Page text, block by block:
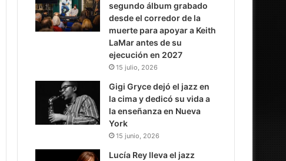
segundo álbum grabado
desde el corredor de la
muerte para apoyar a Keith
LaMar antes de su
ejecución en 2027
15 julio, 2026
Gigi Gryce dejó el jazz en
la cima y dedicó su vida a
la enseñanza en Nueva
York
15 junio, 2026
Lucía Rey lleva el jazz